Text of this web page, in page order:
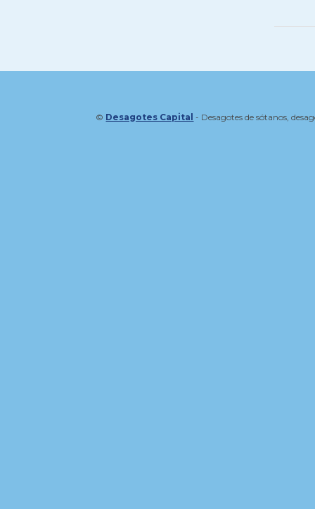
© Desagotes Capital - Desagotes de sótanos,